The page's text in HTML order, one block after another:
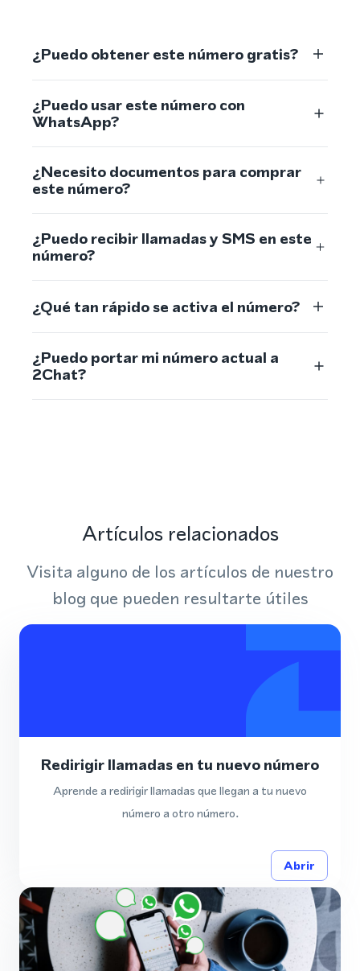
¿Puedo obtener este número gratis?
¿Puedo usar este número con
WhatsApp?
¿Necesito documentos para comprar
este número?
¿Puedo recibir llamadas y SMS en este
número?
¿Qué tan rápido se activa el número?
¿Puedo portar mi número actual a
2Chat?
Artículos relacionados
Visita alguno de los artículos de nuestro
blog que pueden resultarte útiles
Redirigir llamadas en tu nuevo número
Aprende a redirigir llamadas que llegan a tu nuevo
número a otro número.
Abrir